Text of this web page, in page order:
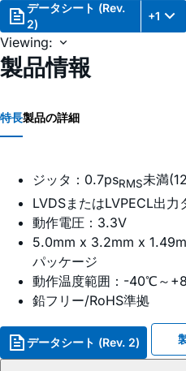
データシート (Rev.
2)
+1
Viewing:
製品情報
特長製品の詳細
ジッタ：0.7psRMS未満
LVDSまたはLVPECL出力
動作電圧：3.3V
5.0mm x 3.2mm x
パッケージ
動作温度範囲：-40℃～
鉛フリー/RoHS準拠
データシート (Rev. 2)